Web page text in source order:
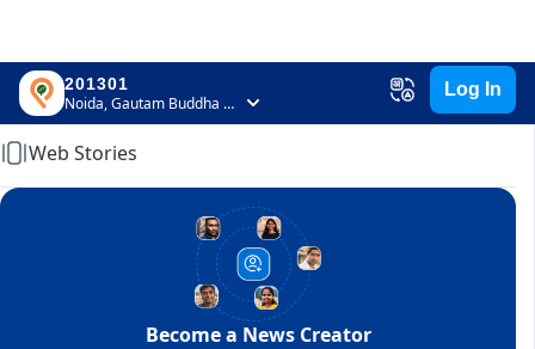
201301
Noida, Gautam Buddha Nagar, Uttar Pradesh
Log In
Home
Web Stories
Become a News Creator